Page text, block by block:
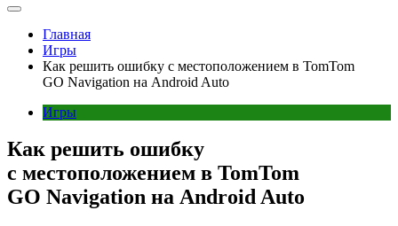
Главная
Игры
Как решить ошибку с местоположением в TomTom
GO Navigation на Android Auto
Игры
Как решить ошибку
с местоположением в TomTom
GO Navigation на Android Auto